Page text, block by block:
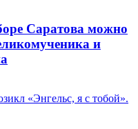
Саратова можно
и